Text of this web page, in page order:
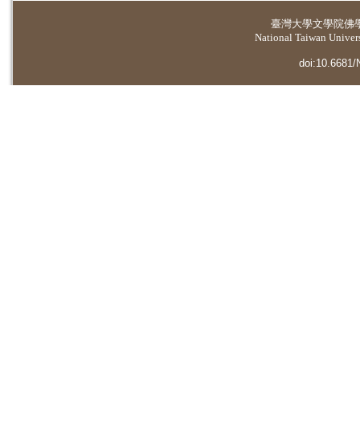
臺灣大學文學院佛
National Taiwan
doi:10.6681/